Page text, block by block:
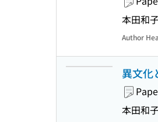
本田和
Author
異文化
本田和